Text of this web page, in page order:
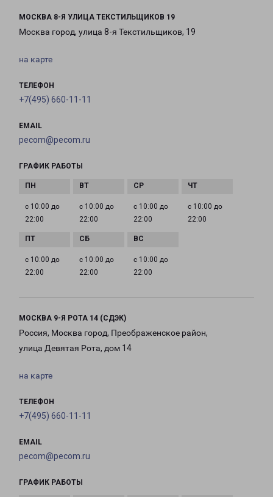
МОСКВА 8-Я УЛИЦА ТЕКСТИЛЬЩИКОВ 19
Москва город, улица 8-я Текстильщиков, 19
на карте
ТЕЛЕФОН
+7(495) 660-11-11
EMAIL
pecom@pecom.ru
ГРАФИК РАБОТЫ
с 10:00 до
22:00
с 10:00 до
22:00
с 10:00 до
22:00
с 10:00 до
22:00
с 10:00 до
22:00
с 10:00 до
22:00
с 10:00 до
22:00
МОСКВА 9-Я РОТА 14 (СДЭК)
Россия, Москва город, Преображенское район,
улица Девятая Рота, дом 14
на карте
ТЕЛЕФОН
+7(495) 660-11-11
EMAIL
pecom@pecom.ru
ГРАФИК РАБОТЫ